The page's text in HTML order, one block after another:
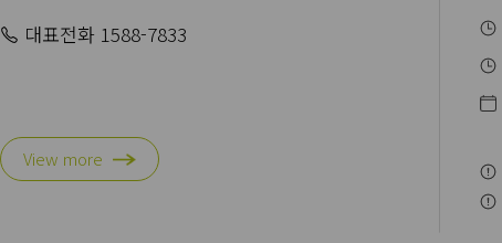
대표전화 1588-7833
View more